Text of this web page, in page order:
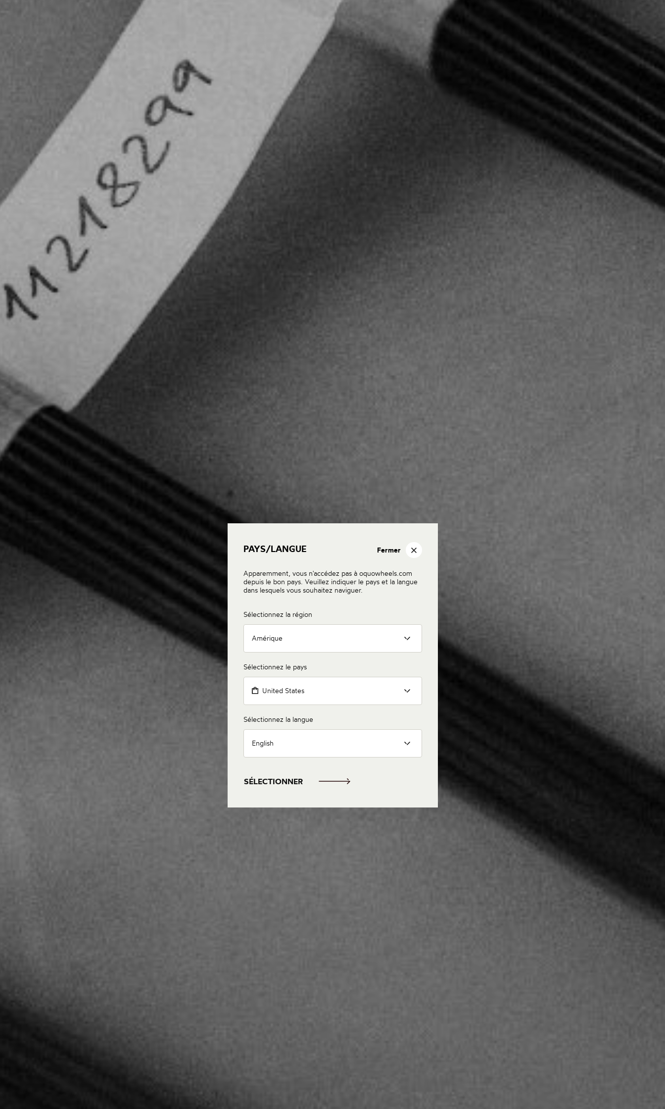
PAYS/LANGUE Fermer
Apparemment, vous n'accédez pas à oquowheels.com
depuis le bon pays. Veuillez indiquer le pays et la langue
dans lesquels vous souhaitez naviguer.
Sélectionnez la région
Amérique
Sélectionnez le pays
United States
Sélectionnez la langue
English
SÉLECTIONNER